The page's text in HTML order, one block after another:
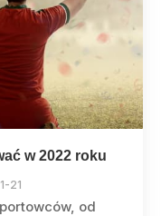
w 2022 roku
21
od